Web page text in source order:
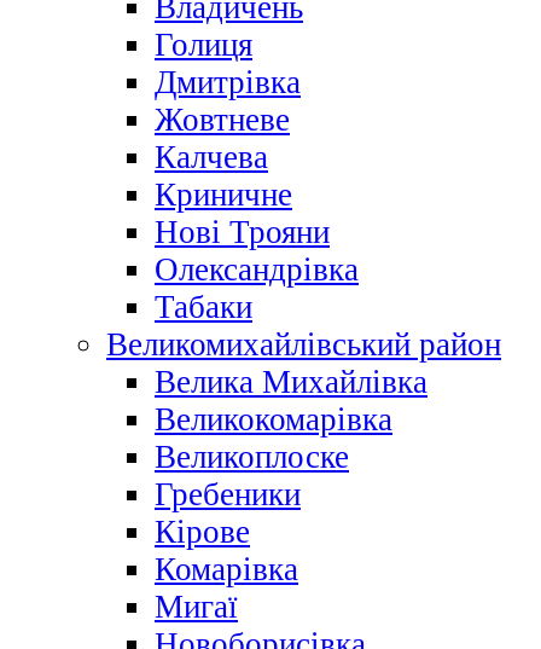
Владичень
Голиця
Дмитрівка
Жовтневе
Калчева
Криничне
Нові Трояни
Олександрівка
Табаки
Великомихайлівський район
Велика Михайлівка
Великокомарівка
Великоплоске
Гребеники
Кірове
Комарівка
Мигаї